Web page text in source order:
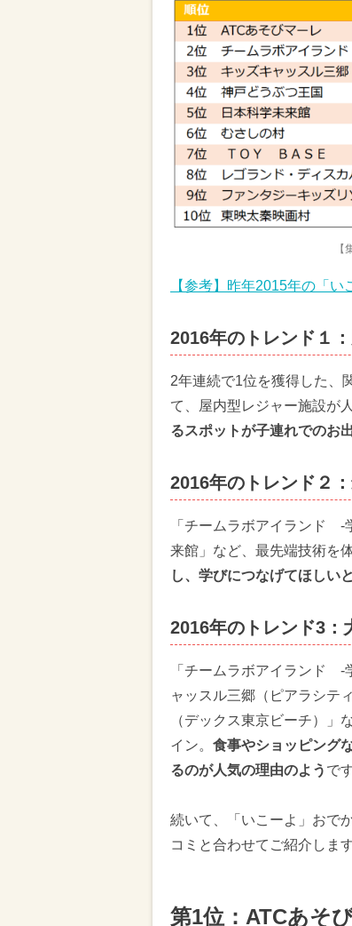
【参考】昨年2015年の「
2016年のトレンド１
2年連続で1位を獲得した、
て、屋内型レジャー施設が人
るスポットが子連れでのお
2016年のトレンド２
「チームラボアイランド -
来館」など、最先端技術を
し、学びにつなげてほしい
2016年のトレンド3：
「チームラボアイランド -
ャッスル三郷（ピアラシテ
（デックス東京ビーチ）」
イン。 食事やショッピング
るのが人気の理由のよう で
続いて、「いこーよ」おで
コミと合わせてご紹介します
第1位：ATCあそ